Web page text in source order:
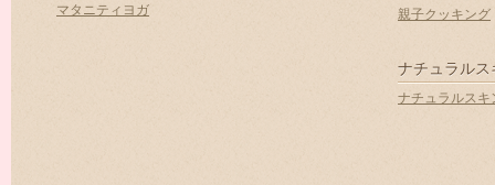
マタニティヨガ
親子クッキング
ナチュラル
ナチュラルスキ